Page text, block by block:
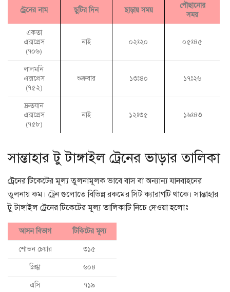
ট্রেনের নাম ছুটির দিন ছাড়ায় সময়
পৌছানোর
সময়
একতা
এক্সপ্রেস
(৭০৬)
নাই ০২ঃ২০ ০৫ঃ৪৫
লালমনি
এক্সপ্রেস
(৭৫২)
শুক্রবার ১৩ঃ৪০ ১৭ঃ২৬
দ্রুতযান
এক্সপ্রেস
(৭৫৮)
নাই ১২ঃ৩৫ ১৬ঃ৪৩
সান্তাহার টু টাঙ্গাইল ট্রেনের ভাড়ার তালিকা
ট্রেনের টিকেটের মূল্য তুলনামূলক ভাবে বাস বা অন্যান্য যানবাহনের
তুলনায় কম। ট্রেন গুলোতে বিভিন্ন রকমের সিট ক্যারাগটি থাকে। সান্তাহার
টু টাঙ্গাইল ট্রেনের টিকেটের মূল্য তালিকাটি নিচে দেওয়া হলোঃ
আসন বিভাগ টিকিটের মূল্য
শোভন চেয়ার ৩১৫
স্নিগ্ধা ৬০৪
এসি ৭১৯